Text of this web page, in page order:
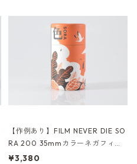
【作例あり】FILM NEVER DIE SO
RA 200 35mmカラーネガフィル
ム 36枚撮り (K006)
¥3,380